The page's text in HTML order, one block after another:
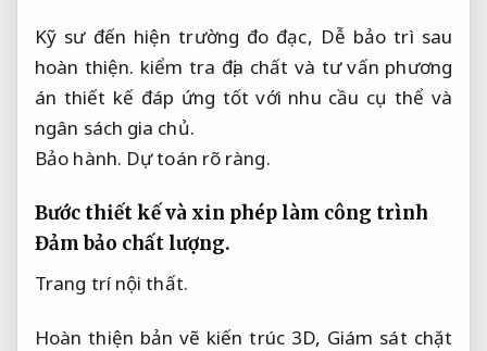
Kỹ sư đến hiện trường đo đạc, Dễ bảo trì sau
hoàn thiện. kiểm tra địa chất và tư vấn phương
án thiết kế đáp ứng tốt với nhu cầu cụ thể và
ngân sách gia chủ.
Bảo hành. Dự toán rõ ràng.
Bước thiết kế và xin phép làm công trình
Đảm bảo chất lượng.
Trang trí nội thất.
Hoàn thiện bản vẽ kiến trúc 3D, Giám sát chặt